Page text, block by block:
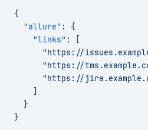
{
  "allure"
: {
    "links"
: [
"https://
"https://
"https://
    ]
  }
}